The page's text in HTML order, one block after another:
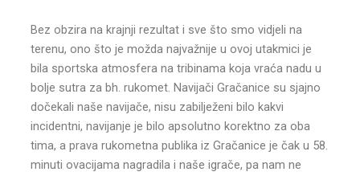
Bez obzira na krajnji rezultat i sve što smo vidjeli na
terenu, ono što je možda najvažnije u ovoj utakmici je
bila sportska atmosfera na tribinama koja vraća nadu u
bolje sutra za bh. rukomet. Navijači Gračanice su sjajno
dočekali naše navijače, nisu zabilježeni bilo kakvi
incidentni, navijanje je bilo apsolutno korektno za oba
tima, a prava rukometna publika iz Gračanice je čak u 58.
minuti ovacijama nagradila i naše igrače, pa nam ne